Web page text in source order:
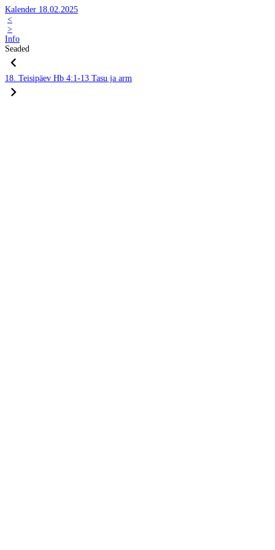
Kalender 18.02.2025
<
>
Info
Seaded
18. Teisipäev Hb 4:1-13 Tasu ja arm